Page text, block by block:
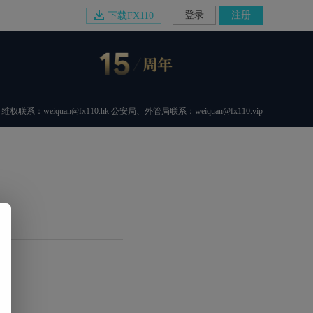
登录 注册
下载FX110
维权联系：weiquan@fx110.hk 公安局、外管局联系：weiquan@fx110.vip